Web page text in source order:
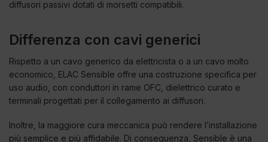
diffusori passivi dotati di morsetti compatibili.
Differenza con cavi generici
Rispetto a un cavo generico da elettricista o a un cavo molto
economico, ELAC Sensible offre una costruzione specifica per
uso audio, con conduttori in rame OFC, dielettrico curato e
terminali progettati per il collegamento ai diffusori.
Inoltre, la maggiore cura meccanica può rendere l’installazione
più semplice e più affidabile. Di conseguenza, Sensible è una